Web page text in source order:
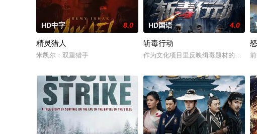
HD中字 8.0
精灵猎人
米凯尔：双重猎手
HD国语 4.0
斩毒行动
作为文化项目里反映缉毒题材的电影《